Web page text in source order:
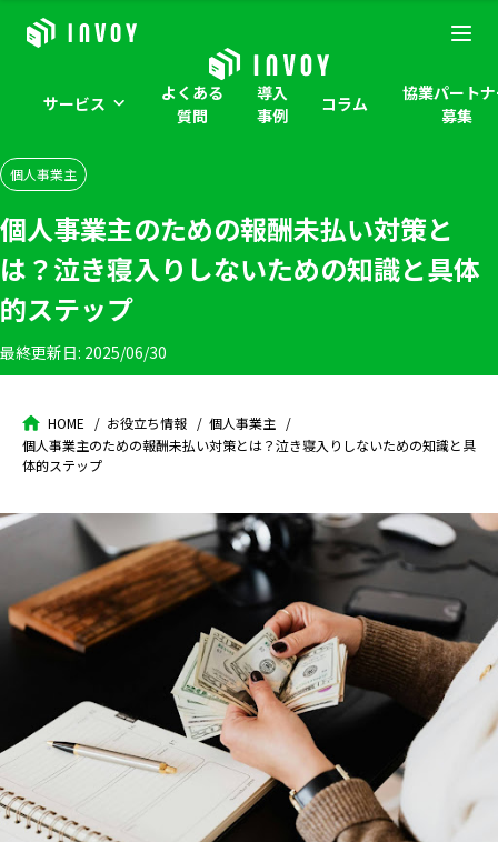
サービス
よくある
質問
導入
事例
コラム
協業パート
募集
個人事業主
個人事業主のための報酬未払い対策と
は？泣き寝入りしないための知識と具体
的ステップ
最終更新日: 2025/06/30
HOME お役立ち情報
個人事業主
個人事業主のための報酬未払い対策とは？泣き寝入りしないための知識と具
体的ステップ